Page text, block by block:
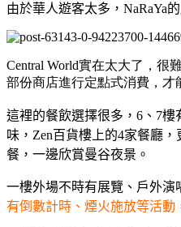
由於華人遊客太多，NaRaYa
Central World實在太大了，很
部份商店進行定點式消費，才
這裡的餐飲選擇很多，6、7
味，Zen百貨樓上的4家餐廳
餐，一邊欣賞曼谷夜景。
一樓外場不時有展覽、戶外演
有倒數計時、煙火施放等活動